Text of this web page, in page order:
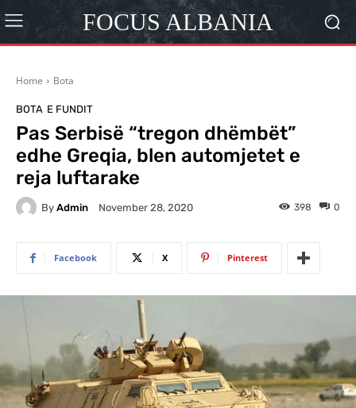
FOCUS ALBANIA
Home Bota
BOTA E FUNDIT
Pas Serbisë “tregon dhëmbët”
edhe Greqia, blen automjetet e
reja luftarake
By Admin November 28, 2020 0
398
Facebook X Pinterest